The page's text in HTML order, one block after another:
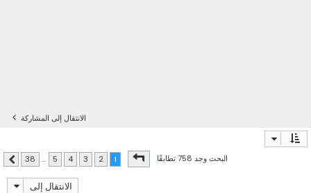
الانتقال إلى المشاركة
البحث وجد 758 تطابقًا صفحة1 من38
2
3
4
5
…
38 التالي
الانتقال إلى